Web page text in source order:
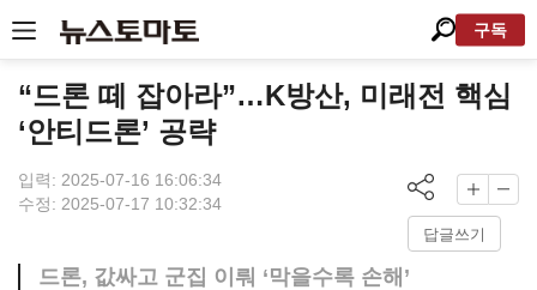
구독
“드론 떼 잡아라”…K방산, 미래전 핵심
‘안티드론’ 공략
입력: 2025-07-16 16:06:34
수정: 2025-07-17 10:32:34
답글쓰기
드론, 값싸고 군집 이뤄 ‘막을수록 손해’